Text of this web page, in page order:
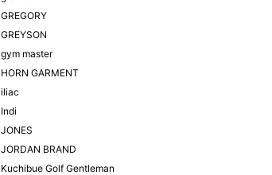
GREGORY
GREYSON
gym master
HORN GARMENT
iliac
Indi
JONES
JORDAN BRAND
Kuchibue Golf Gentleman